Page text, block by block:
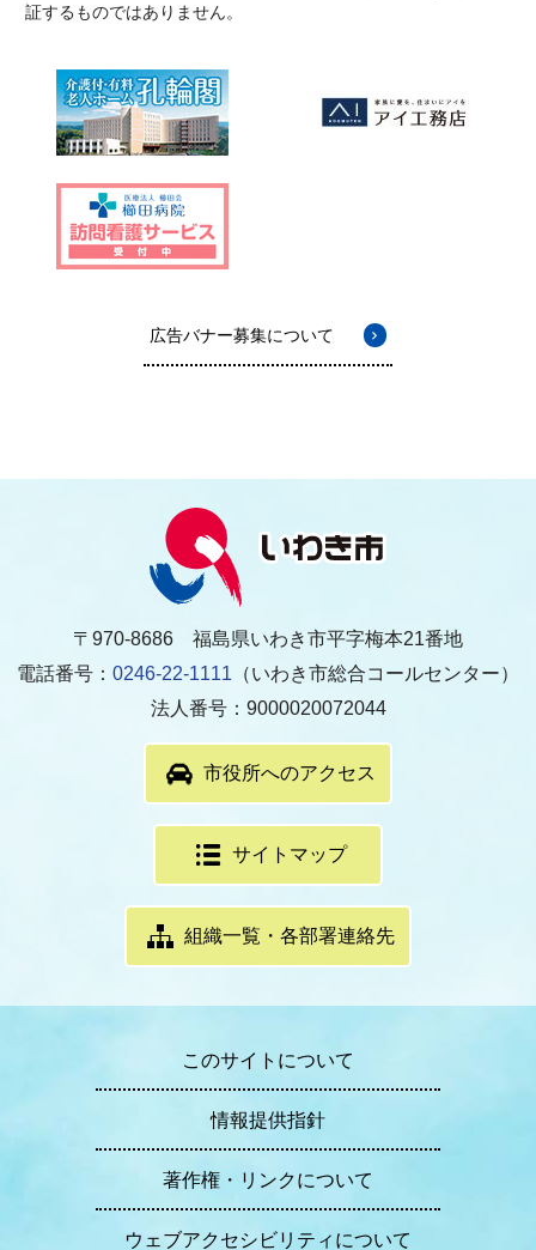
証するものではありません。
広告バナー募集について
〒970-8686 福島県いわき市平字梅本21番地
電話番号： 0246-22-1111 （いわき市総合コールセンター）
法人番号：9000020072044
市役所へのアクセス
サイトマップ
組織一覧・各部署連絡先
このサイトについて
情報提供指針
著作権・リンクについて
ウェブアクセシビリティについて